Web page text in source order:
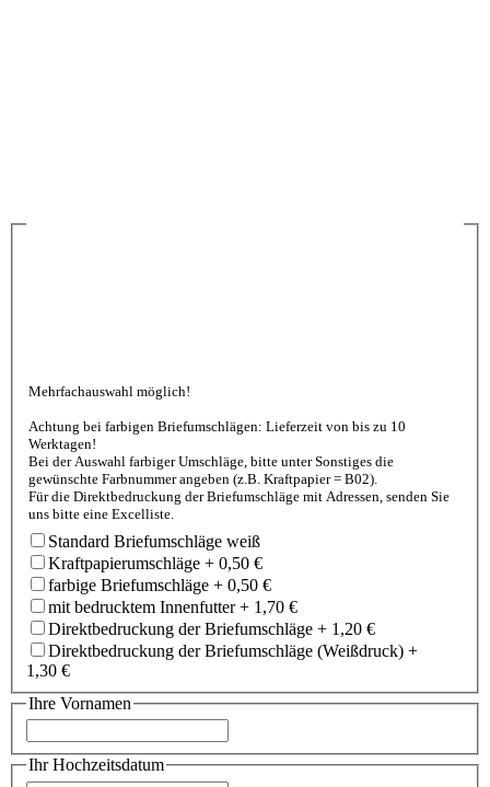
Mehrfachauswahl möglich!
Achtung bei farbigen Briefumschlägen: Lieferzeit von bis zu 10
Werktagen!
Bei der Auswahl farbiger Umschläge, bitte unter Sonstiges die
gewünschte Farbnummer angeben (z.B. Kraftpapier = B02).
Für die Direktbedruckung der Briefumschläge mit Adressen, senden Sie
uns bitte eine Excelliste.
Standard Briefumschläge weiß
Kraftpapierumschläge + 0,50 €
farbige Briefumschläge + 0,50 €
mit bedrucktem Innenfutter+ 1,70 €
Direktbedruckung der Briefumschläge + 1,20 €
Direktbedruckung der Briefumschläge (Weißdruck) +
1,30 €
Ihre Vornamen
Ihr Hochzeitsdatum